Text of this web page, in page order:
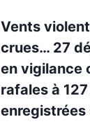
Vents
crues… 27
en vigilance
rafales à
enregistrées